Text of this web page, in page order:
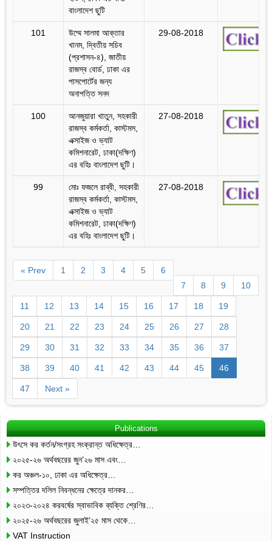
বাংলাদেশ ছুটি
101
উম্মে সালমা আক্তার
খানম, দ্বিতীয় সচিব
(প্রশাসন-৪), জাতীয়
রাজস্ব বোর্ড, ঢাকা এর
পাসপোর্টের জন্য
অনাপত্তি সনদ
29-08-2018
100
আনজুয়ারা খাতুন, সহকারী
রাজস্ব কর্মকর্তা, কাস্টমস,
এক্সাইজ ও ভ্যাট
কমিশনারেট, ঢাকা(দক্ষিণ)
এর বহিঃ বাংলাদেশ ছুটি।
27-08-2018
99
মোঃ ফজলে রাব্বী, সহকারী
রাজস্ব কর্মকর্তা, কাস্টমস,
এক্সাইজ ও ভ্যাট
কমিশনারেট, ঢাকা(দক্ষিণ)
এর বহিঃ বাংলাদেশ ছুটি।
27-08-2018
« Prev 1 2 3 4 5
6
7
8 9 10
11 12 13 14 15 16 17 18 19
20 21 22 23 24 25 26 27 28
29 30 31 32 33 34 35 36 37
38 39 40 41 42 43 44 45 46
47 Next »
Publications
উৎসে কর কর্তন/সংগ্রহ সংক্রান্ত অধিক্ষেত্র…
২০২৫-২৬ অর্থবছরের জুন’২৬ মাস এবং…
কর অঞ্চল-১০, ঢাকা এর অধিক্ষেত্র…
সম্পত্তির দলিল নিবন্ধনের ক্ষেত্রে দানকর…
২০২৩-২০২৪ করবর্ষের স্বাভাবিক ব্যক্তি শ্রেণির…
২০২৫-২৬ অর্থবছরের জুলাই’২৫ মাস থেকে…
VAT Instruction